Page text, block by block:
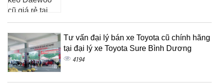
Tư vấn đại lý bán xe Toyota cũ chính hãng
tại đại lý xe Toyota Sure Bình Dương
4194